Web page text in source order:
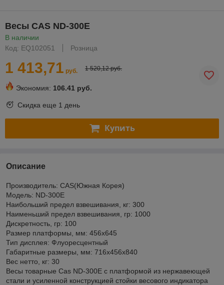
Весы CAS ND-300E
В наличии
Код: EQ102051
Розница
1 413,71 руб. 1 520,12 руб.
Экономия: 106.41 руб.
Скидка еще 1 день
Купить
Описание
Производитель: CAS(Южная Корея)
Модель: ND-300E
Наибольший предел взвешивания, кг: 300
Наименьший предел взвешивания, гр: 1000
Дискретность, гр: 100
Размер платформы, мм: 456х645
Тип дисплея: Флуоресцентный
Габаритные размеры, мм: 716x456x840
Вес нетто, кг: 30
Весы товарные Cas ND-300E с платформой из нержавеющей
стали и усиленной конструкцией стойки весового индикатора